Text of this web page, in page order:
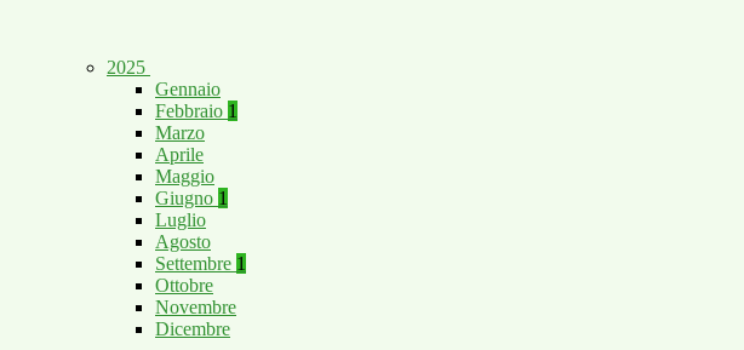
2025
Gennaio
Febbraio 1
Marzo
Aprile
Maggio
Giugno 1
Luglio
Agosto
Settembre 1
Ottobre
Novembre
Dicembre